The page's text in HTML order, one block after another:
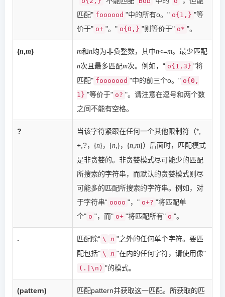
匹配" foooood "中的所有o。" o{1,} "等
价于" o+ "。" o{0,} "则等价于" o* "。
{n,m} m和n均为非负整数，其中n<=m。最少匹配
n次且最多匹配m次。例如，“ o{1,3} "将
匹配" fooooood "中的前三个o。" o{0,
1} "等价于" o? "。请注意在逗号和两个数
之间不能有空格。
?
当该字符紧跟在任何一个其他限制符（*,
+,?，{n}，{n ,}，{n m}）后面时，匹配模式
是非贪婪的。非贪婪模式尽可能少的匹配
所搜索的字符串，而默认的贪婪模式则尽
可能多的匹配所搜索的字符串。例如，对
于字符串“ oooo "，" o+? "将匹配单
个" o "，而" o+ "将匹配所有" o "。
. 匹配除“ \ n "之外的任何单个字符。要匹
配包括" \ n "在内的任何字符，请使用像"
(.|\n) "的模式。
(pattern)
匹配pattern并获取这一匹配。所获取的匹